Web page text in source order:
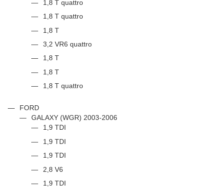
1,8 T quattro
1,8 T quattro
1,8 T
3,2 VR6 quattro
1,8 T
1,8 T
1,8 T quattro
FORD
GALAXY (WGR) 2003-2006
1,9 TDI
1,9 TDI
1,9 TDI
2,8 V6
1,9 TDI